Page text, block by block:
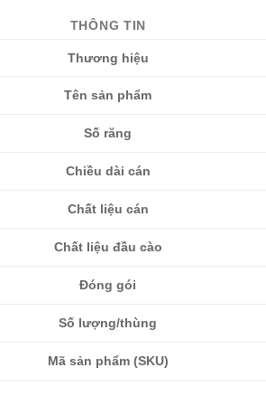
THÔNG TIN
Thương hiệu
Tên sản phẩm
Số răng
Chiều dài cán
Chất liệu cán
Chất liệu đầu cào
Đóng gói
Số lượng/thùng
Mã sản phẩm (SKU)